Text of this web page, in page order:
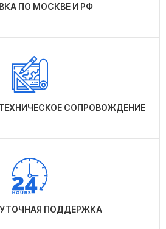
ПО МОСКВЕ И РФ
СОПРОВОЖДЕНИЕ
ПОДДЕРЖКА